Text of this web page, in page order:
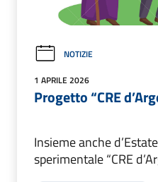
NOTIZIE
1 APRILE 2026
Progetto “CRE
Insieme anche
sperimentale “CRE